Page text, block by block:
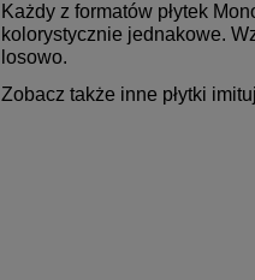
Każdy z formatów płytek
kolorystycznie jednakowe.
losowo.
Zobacz także inne płytki